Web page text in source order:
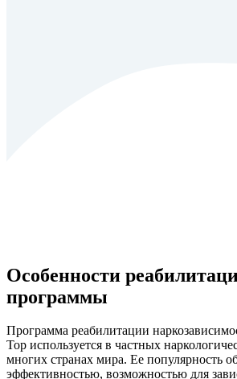
Особенности
программы
Программа реабилитации
Top используется в частных
многих странах мира. Ее популярность
эффективностью, возможностью для